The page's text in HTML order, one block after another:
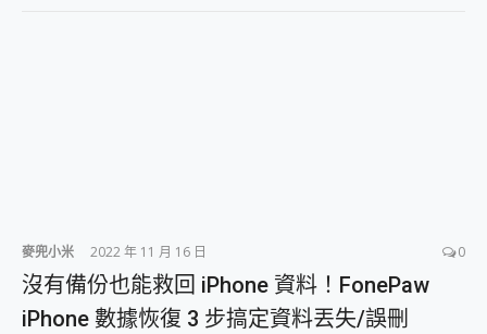
麥兜小米 2022 年 11 月 16 日 0
沒有備份也能救回 iPhone 資料！FonePaw
iPhone 數據恢復 3 步搞定資料丟失/誤刪